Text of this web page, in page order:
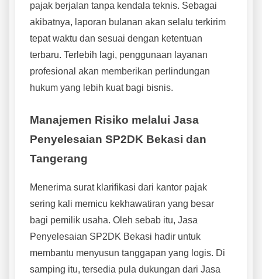
pajak berjalan tanpa kendala teknis. Sebagai
akibatnya, laporan bulanan akan selalu terkirim
tepat waktu dan sesuai dengan ketentuan
terbaru. Terlebih lagi, penggunaan layanan
profesional akan memberikan perlindungan
hukum yang lebih kuat bagi bisnis.
Manajemen Risiko melalui Jasa
Penyelesaian SP2DK Bekasi dan
Tangerang
Menerima surat klarifikasi dari kantor pajak
sering kali memicu kekhawatiran yang besar
bagi pemilik usaha. Oleh sebab itu, Jasa
Penyelesaian SP2DK Bekasi hadir untuk
membantu menyusun tanggapan yang logis. Di
samping itu, tersedia pula dukungan dari Jasa